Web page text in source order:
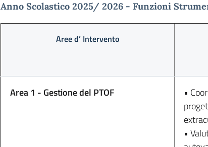
Anno Scolastico 2025/ 2026 - Funzioni
Aree d’ Intervento
Area 1 - Gestione del PTOF
•
•